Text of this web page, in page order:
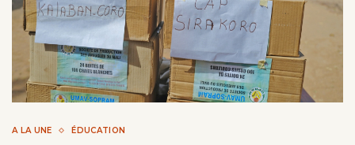
A LA UNE ÉDUCATION